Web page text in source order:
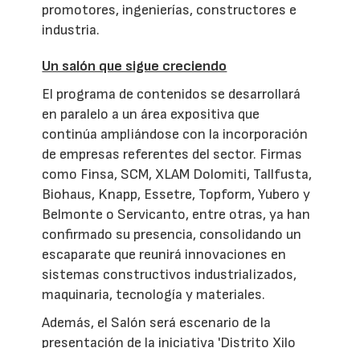
promotores, ingenierías, constructores e
industria.
Un salón que sigue creciendo
El programa de contenidos se desarrollará
en paralelo a un área expositiva que
continúa ampliándose con la incorporación
de empresas referentes del sector. Firmas
como Finsa, SCM, XLAM Dolomiti, Tallfusta,
Biohaus, Knapp, Essetre, Topform, Yubero y
Belmonte o Servicanto, entre otras, ya han
confirmado su presencia, consolidando un
escaparate que reunirá innovaciones en
sistemas constructivos industrializados,
maquinaria, tecnología y materiales.
Además, el Salón será escenario de la
presentación de la iniciativa 'Distrito Xilo